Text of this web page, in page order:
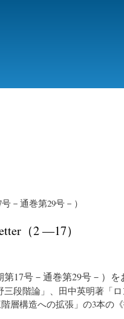
－通巻第29号－）
（2 ―17）
17号－通巻第29号－）を
段階論」、田中英明著「
構造への拡張」の3本の